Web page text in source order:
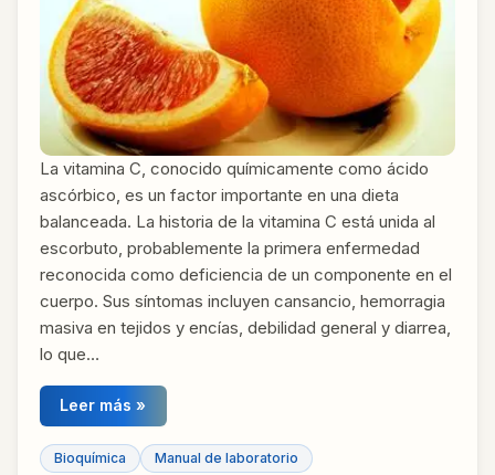
La vitamina C, conocido químicamente como ácido
ascórbico, es un factor importante en una dieta
balanceada. La historia de la vitamina C está unida al
escorbuto, probablemente la primera enfermedad
reconocida como deficiencia de un componente en el
cuerpo. Sus síntomas incluyen cansancio, hemorragia
masiva en tejidos y encías, debilidad general y diarrea,
lo que…
Leer más »
Bioquímica Manual de laboratorio